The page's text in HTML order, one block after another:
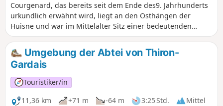
Courgenard, das bereits seit dem Ende des9. Jahrhunderts
urkundlich erwähnt wird, liegt an den Osthängen der
Huisne und war im Mittelalter Sitz einer bedeutenden
Baronie, die dem Domkapitel von Le Mans gehörte. Die
gepflegte romanische Architektur der Kirche Saint-Martin
zeugt noch heute von der Macht dieser Baronie, ebenso wie
die bemerkenswerte Ausstattung des Chors ausdem 16.
Jahrhundert. Die Gemeinde lebte noch im19. Jahrhundert
von der Landwirtschaft und der Herstellung von
Hanfgeweben. Heute gehört sie zum Arbeitsmarktgebiet
Umgebung der Abtei von Thiron-
Gardais
Touristiker/in
11,36 km
+71 m -64 m 3:25 Std.
Mittel